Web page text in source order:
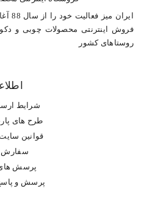
فروش اینترنتی محصولات چوبی و
روستاهای کشور
شرایط
طرح های
قوانین سایت
سفارش
پرسش
پرسش و